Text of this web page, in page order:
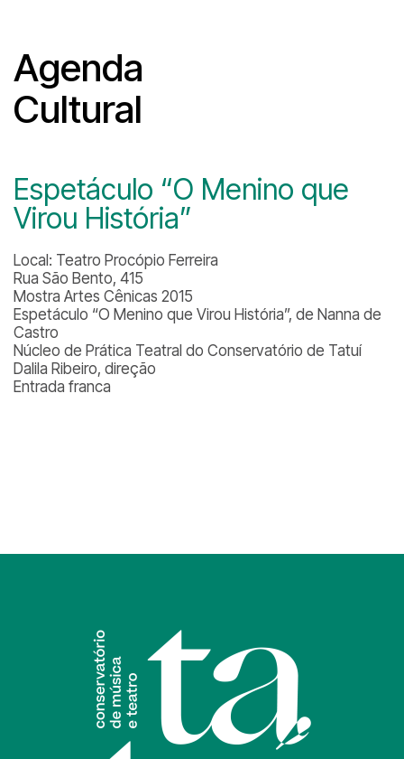
Agenda
Cultural
Espetáculo “O Menino que
Virou História”
Local: Teatro Procópio Ferreira
Rua São Bento, 415
Mostra Artes Cênicas 2015
Espetáculo “O Menino que Virou História”, de Nanna de
Castro
Núcleo de Prática Teatral do Conservatório de Tatuí
Dalila Ribeiro, direção
Entrada franca